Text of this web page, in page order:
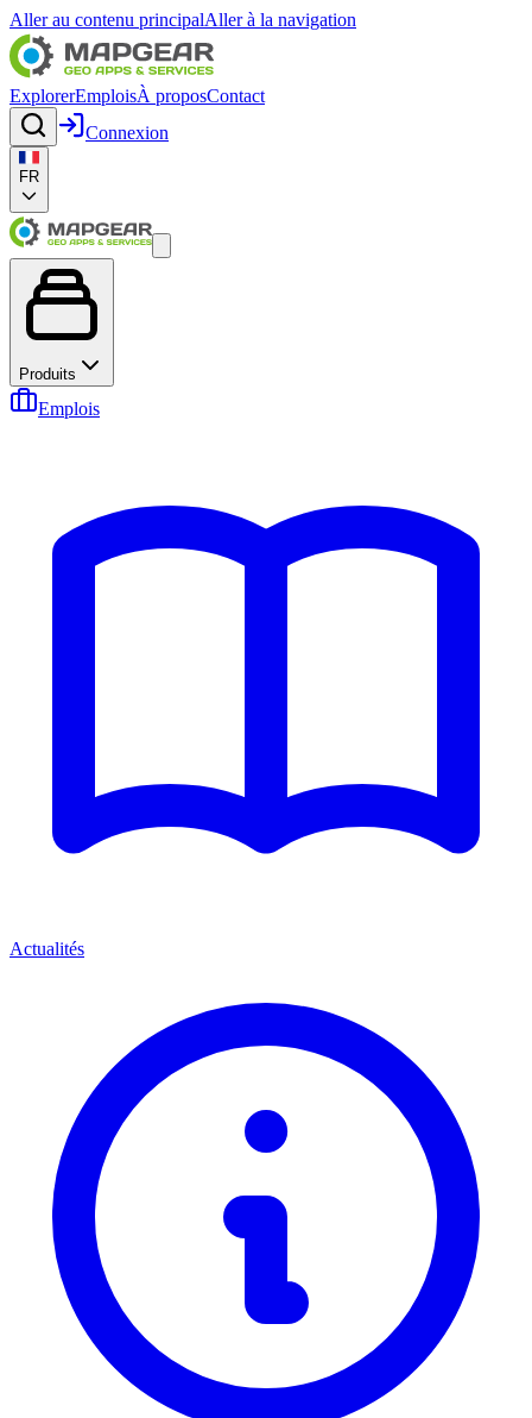
Aller au contenu principalAller à la navigation
ExplorerEmploisÀ proposContact
Connexion
FR
Produits
Emplois
Actualités